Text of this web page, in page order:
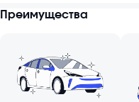
Преимущества